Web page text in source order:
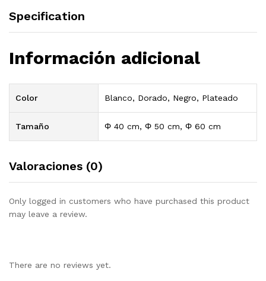
Specification
Información adicional
Color Blanco, Dorado, Negro, Plateado
Tamaño Φ 40 cm, Φ 50 cm, Φ 60 cm
Valoraciones (0)
Only logged in customers who have purchased this product
may leave a review.
There are no reviews yet.